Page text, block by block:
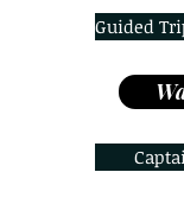
Guided